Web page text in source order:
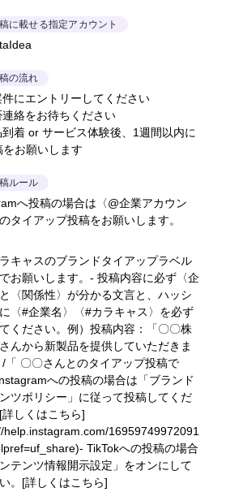
に載せる指定アカウント
の流れ
にエントリーしてください
絡をお待ちください
着 or サービス体験後、1週間以内に
をお願いします
ルール
へ投稿の場合は〈@企業アカウン
タイアップ投稿をお願いします。
ャスのブランドタイアップラベル
お願いします。- 投稿内容に必ず〈企
〈関係性〉が分かる文言と、ハッシ
〈#企業名〉〈#カラキャス〉を必ず
ください。 例）投稿内容：「〇〇株
んから新製品を提供していただきま
/「 〇〇さんとのタイアップ投稿で
への投稿の場合は「ブランド
ツポリシー」に従って投稿してくだ
[詳しくはこちら]
help.instagram.com/16959749972091
- TikTokへの投稿の場合
テンツ情報開示設定」をオンにして
。 [詳しくはこちら]